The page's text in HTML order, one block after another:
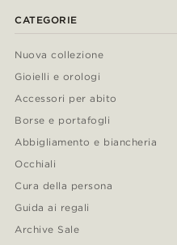
CATEGORIE
Nuova collezione
Gioielli e orologi
Accessori per abito
Borse e portafogli
Abbigliamento e biancheria
Occhiali
Cura della persona
Guida ai regali
Archive Sale